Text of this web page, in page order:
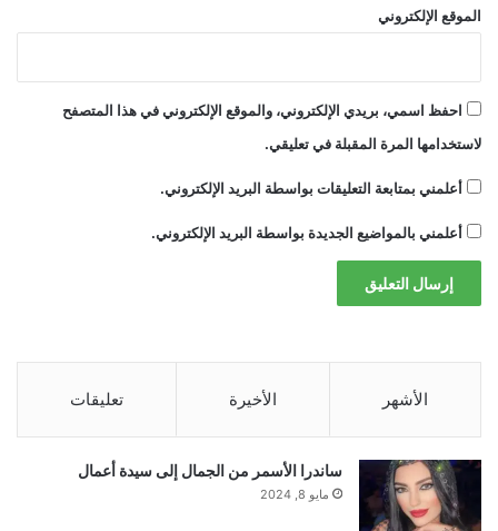
Google Drive بشكل متكرر، فمن السهل جدًا
تفويت هذه التغييرات. عندما يتعلق الأمر بالوظيفة،
إنها مجرد البداية
الحالية، فهناك فرصة جيدة جدًا لأن نرى الكثير من
الأشياء الجديدة تصل إلى النظام الأساسي. وعلى
الرغم من أن التحديثات والميزات المرئية رائعة، إلا
الموقع الإلكتروني
احفظ اسمي، بريدي الإلكتروني، والموقع الإلكتروني في هذا المتصفح
لاستخدامها المرة المقبلة في تعليقي.
أعلمني بمتابعة التعليقات بواسطة البريد الإلكتروني.
أعلمني بالمواضيع الجديدة بواسطة البريد الإلكتروني.
الأشهر الأخيرة تعليقات
ساندرا الأسمر من الجمال إلى سيدة أعمال
مايو 8, 2024